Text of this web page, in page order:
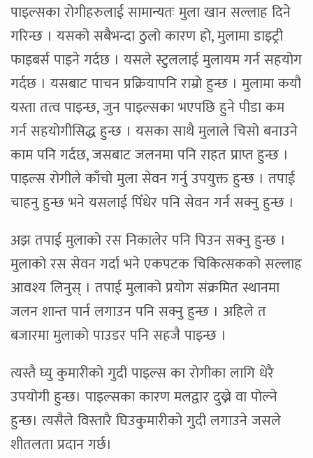
पाइल्सका रोगीहरुलाई सामान्यतः मुला खान सल्लाह दिने
गरिन्छ । यसको सबैभन्दा ठुलो कारण हो, मुलामा डाइट्री
फाइबर्स पाइने गर्दछ । यसले स्टुललाई मुलायम गर्न सहयोग
गर्दछ । यसबाट पाचन प्रक्रियापनि राम्रो हुन्छ । मुलामा कयौ
यस्ता तत्व पाइन्छ, जुन पाइल्सका भएपछि हुने पीडा कम
गर्न सहयोगीसिद्ध हुन्छ । यसका साथै मुलाले चिसो बनाउने
काम पनि गर्दछ, जसबाट जलनमा पनि राहत प्राप्त हुन्छ ।
पाइल्स रोगीले काँचो मुला सेवन गर्नु उपयुक्त हुन्छ । तपाई
चाहनु हुन्छ भने यसलाई पिँधेर पनि सेवन गर्न सक्नु हुन्छ ।
अझ तपाई मुलाको रस निकालेर पनि पिउन सक्नु हुन्छ ।
मुलाको रस सेवन गर्दा भने एकपटक चिकित्सकको सल्लाह
आवश्य लिनुस् । तपाई मुलाको प्रयोग संक्रमित स्थानमा
जलन शान्त पार्न लगाउन पनि सक्नु हुन्छ । अहिले त
बजारमा मुलाको पाउडर पनि सहजै पाइन्छ ।
त्यस्तै घ्यु कुमारीको गुदी पाइल्स का रोगीका लागि धेरै
उपयोगी हुन्छ। पाइल्सका कारण मलद्वार दुख्ने वा पोल्ने
हुन्छ। त्यसैले विस्तारै घिउकुमारीको गुदी लगाउने जसले
शीतलता प्रदान गर्छ।